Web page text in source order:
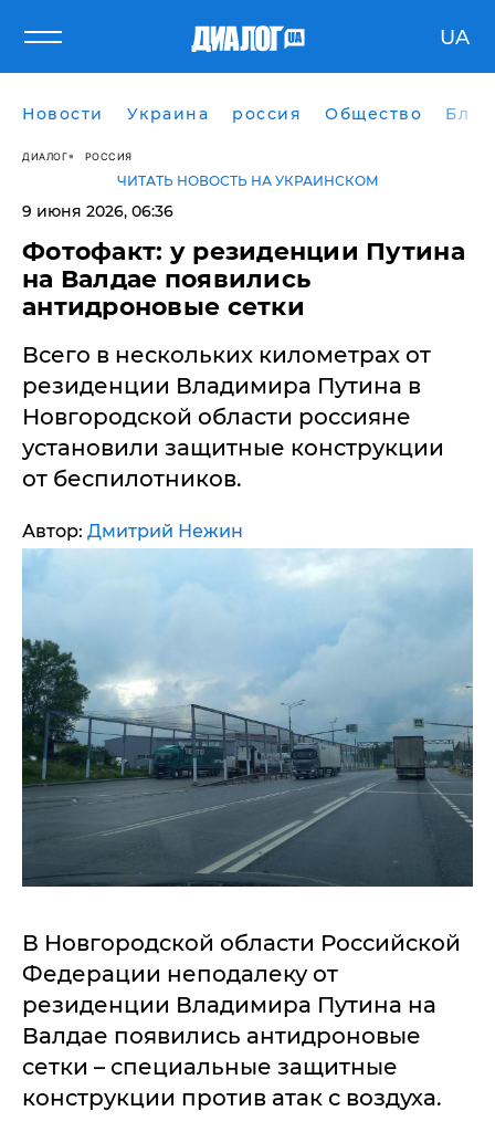
UA
Новости Украина россия Общество
ДИАЛОГ РОССИЯ
ЧИТАТЬ НОВОСТЬ НА УКРАИНСКОМ
9 июня 2026, 06:36
Фотофакт: у резиденции Путина
на Валдае появились
антидроновые сетки
Всего в нескольких километрах от
резиденции Владимира Путина в
Новгородской области россияне
установили защитные конструкции
от беспилотников.
Автор: Дмитрий Нежин
В Новгородской области Российской
Федерации неподалеку от
резиденции Владимира Путина на
Валдае появились антидроновые
сетки – специальные защитные
конструкции против атак с воздуха.